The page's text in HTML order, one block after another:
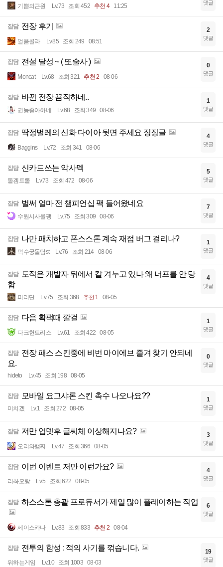
기쁨의근원 Lv.73 조회 452 추천 4 11:25 댓글
잡담 전장 후기
얼음콜라 Lv.85 조회 249 08:51
2
댓글
잡담 전설 달성 ~ ( 또술사 )
Moncat Lv.68 조회 321 추천 2 08-06
0
댓글
잡담 바뀐 전장 끔직하네..
권능좋아하네 Lv.68 조회 349 08-06
1
댓글
잡담 딱정벌레의 신화 다이아 뒷면 주세요 징징글
Baggins Lv.72 조회 341 08-06
4
댓글
잡담 신카드쓰는 악사덱
돌겜트롤 Lv.73 조회 472 08-06
5
댓글
잡담 벌써 얼마 전 챔피언십 팩 들어왔네요
수원시사울팽 Lv.75 조회 309 08-06
7
댓글
잡담 나만 패치하고 폰스스톤 계속 재접 버그 걸리나?
덕수궁돌담st Lv.76 조회 214 08-06
1
댓글
잡담 도적은 개발자 뒤에서 칼 겨누고 있나 왜 너프를 안 당
함
퍼리단 Lv.75 조회 368 추천 1 08-05
4
댓글
잡담 다음 확팩때 깔걸
다크헌트리스 Lv.61 조회 422 08-05
1
댓글
잡담 전장 패스 스킨중에 비번 마이에브 즐겨 찾기 안되네
요.
hideto Lv.45 조회 198 08-05
0
댓글
잡담 모바일 요그샤론 스킨 촉수 나오나요??
미치겠 Lv.1 조회 272 08-05
1
댓글
잡담 저만 업뎃후 글씨체 이상해지나요?
오리와햄찌 Lv.47 조회 366 08-05
3
댓글
잡담 이번 이벤트 저만 이런가요?
리촤오랑 Lv.5 조회 622 08-05
4
댓글
잡담 하스스톤 총괄 프로듀서가 제일 많이 플레이하는 직업
세이스카나 Lv.83 조회 833 추천 2 08-04
6
댓글
잡담 전투의 함성 : 적의 사기를 꺾습니다.
뭐하는게임 Lv.10 조회 1003 08-03
19
댓글